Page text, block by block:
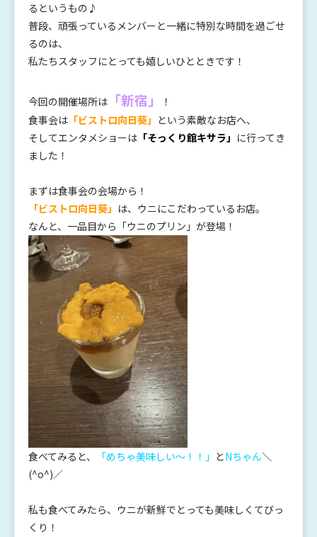
るというもの♪
普段、頑張っているメンバーと一緒に特別な時間を過ごせ
るのは、
私たちスタッフにとっても嬉しいひとときです！
今回の開催場所は 「新宿」
！
食事会は 「ビストロ向日葵」 という素敵なお店へ、
そしてエンタメショーは 「そっくり館キサラ」 に行ってき
ました！
まずは食事会の会場から！
「ビストロ向日葵」 は、ウニにこだわっているお店。
なんと、一品目から「ウニのプリン」が登場！
食べてみると、 「めちゃ美味しい～！！」 とNちゃん＼
(^o^)／
私も食べてみたら、ウニが新鮮でとっても美味しくてびっ
くり！